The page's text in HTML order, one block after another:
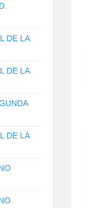
DE LA
DE LA
DE LA